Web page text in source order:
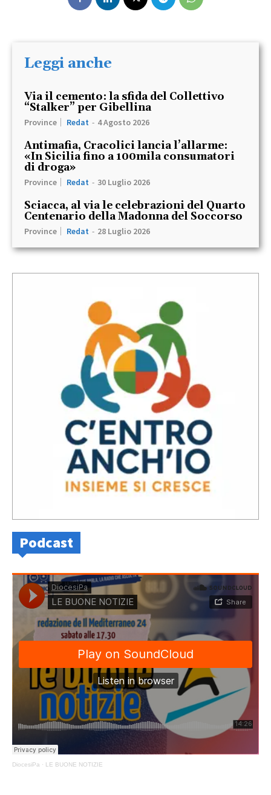
Leggi anche
Via il cemento: la sfida del Collettivo
“Stalker” per Gibellina
Province Redat - 4 Agosto 2026
Antimafia, Cracolici lancia l’allarme:
«In Sicilia fino a 100mila consumatori
di droga»
Province Redat - 30 Luglio 2026
Sciacca, al via le celebrazioni del Quarto
Centenario della Madonna del Soccorso
Province Redat - 28 Luglio 2026
Podcast
DiocesiPa · LE BUONE NOTIZIE